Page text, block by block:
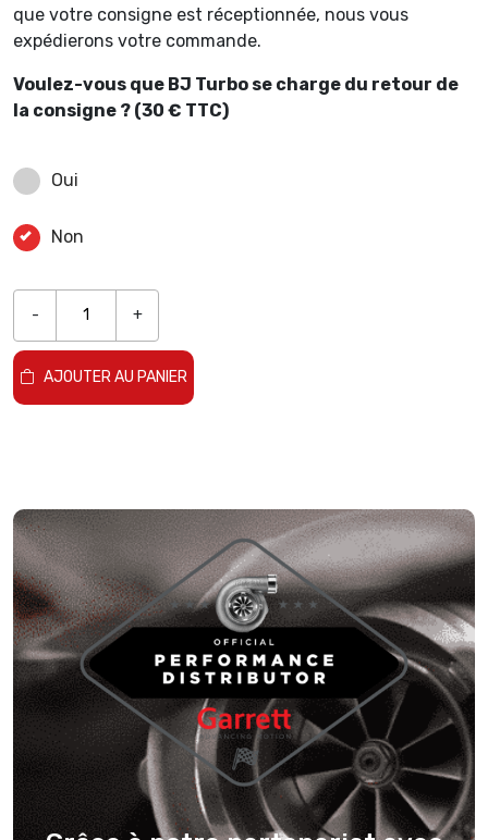
que votre consigne est réceptionnée, nous vous
expédierons votre commande.
Voulez-vous que BJ Turbo se charge du retour de
la consigne ? (30 € TTC)
Oui
Non
- +
AJOUTER AU PANIER